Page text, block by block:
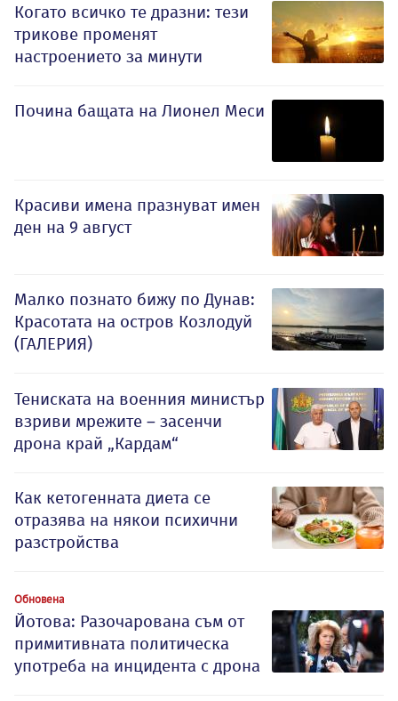
Когато всичко те дразни: тези
трикове променят
настроението за минути
Почина бащата на Лионел Меси
Красиви имена празнуват имен
ден на 9 август
Малко познато бижу по Дунав:
Красотата на остров Козлодуй
(ГАЛЕРИЯ)
Тениската на военния министър
взриви мрежите – засенчи
дрона край „Кардам“
Как кетогенната диета се
отразява на някои психични
разстройства
Обновена
Йотова: Разочарована съм от
примитивната политическа
употреба на инцидента с дрона